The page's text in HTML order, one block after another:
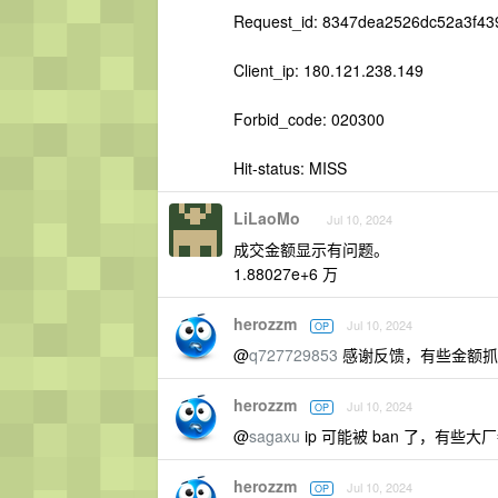
Request_id:
Client_ip: 180.121.238.149
Forbid_code: 020300
Hit-status: MISS
LiLaoMo Jul 10, 2024
成交金额显示有问题。
1.88027e+6 万
herozzm OP Jul 10, 2024
@q727729853 感谢反馈，有些金额
herozzm OP Jul 10, 2024
@sagaxu ip 可能被 ban 了，有些大
herozzm OP Jul 10, 2024